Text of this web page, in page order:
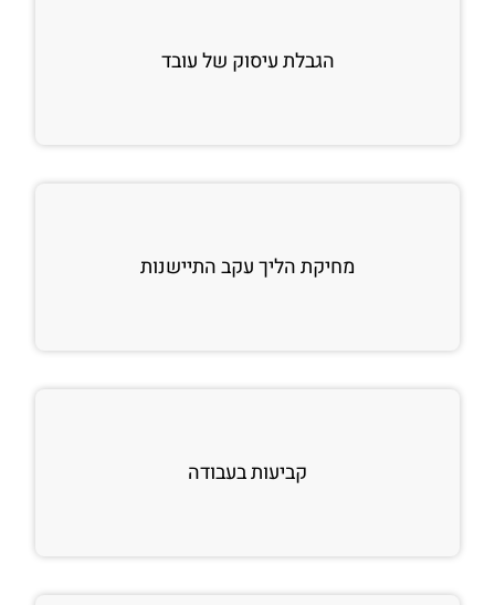
הגבלת עיסוק של עובד
מחיקת הליך עקב התיישנות
קביעות בעבודה